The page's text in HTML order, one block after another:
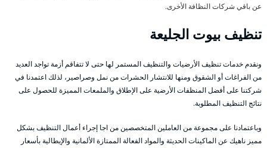
عن باقي شركات النظافة الأخرى.
تنظيف بيوت الجليعة
ونقدم خدمات تنظيف الأرضيات والتنظيف المستمر لها حتى لا تتفاقم أزمة تواجد العديد
من الفراغات أو الشقوق ومنها للانتشار الحشرات من نمل وصراصير، لذلك اعتمدنا في
شركتنا على أفضل المنظفات الأرضية على الإطلاق والملمعات المميزة للحصول على
نتائج التنظيف المطلوبة.
وباعتمادنا على مجموعة من العاملين المتخصصين من اجا إجراء أعمال التنظيف بشكل
مميز ناهيك عن الماكينات الحديثة والمواد الفعالة الممتازة الألمانية والإيطالية بأسعار